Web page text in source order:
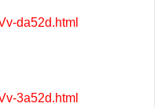
da52d.html
3a52d.html